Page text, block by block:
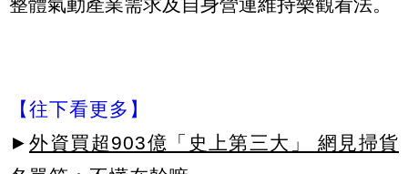
【往下看更多】
► 外資買超903億「史上第三大」 網見掃貨